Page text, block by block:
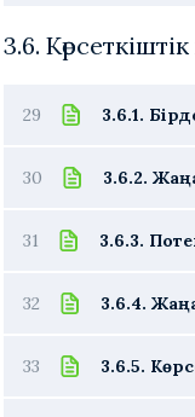
3.6.
29 3.6.1.
30 3.6.2.
31 3.6.3.
32 3.6.4.
33 3.6.5.